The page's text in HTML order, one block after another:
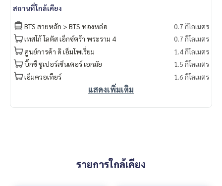
ด #คอนโดติดbts #คอนโดใกล้รถไฟฟ้า #condoforrentbangko
k
#bangkokcondo #คอนโดพร้อมอยู่ #คอนโดน่าอยู่ #คอนโดน่า
ลงทุน #คอนโดหรู #condointhailand #thailandcondo
#thailandrealestate #thailandresidence #condoinvestme
nt #LifeProperty #บ้านสุขุมวิท #ThongLor
สถานที่ใกล้เคียง
BTS สายหลัก > BTS ทองหล่อ
0.7 กิโลเมตร
เทสโก้ โลตัส เอ็กซ์ตร้า พระราม 4
0.7 กิโลเมตร
ศูนย์การค้า ดิ เอ็มโพเรี่ยม
1.4 กิโลเมตร
บิ๊กซี ซูเปอร์เซ็นเตอร์ เอกมัย
1.5 กิโลเมตร
เอ็มควอเทียร์
1.6 กิโลเมตร
แสดงเพิ่มเติม
รายการใกล้เคียง